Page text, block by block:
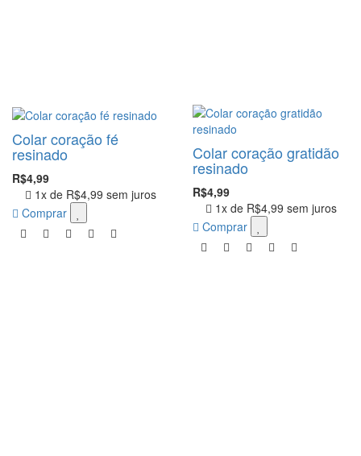
Colar coração fé
resinado
R$4,99
1x de R$4,99 sem juros
Comprar
Colar coração gratidão
resinado
R$4,99
1x de R$4,99 sem juros
Comprar